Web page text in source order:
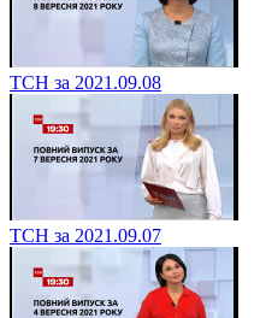
ТСН за 2021.09.08
ТСН за 2021.09.07